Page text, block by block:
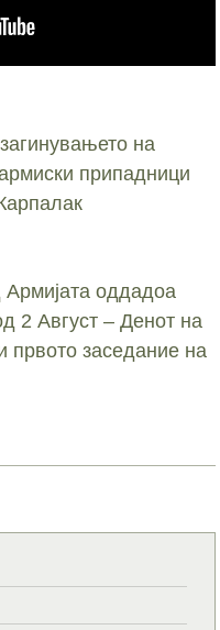
на
припадници
оддадоа
2 Август – Денот на
првото заседание на